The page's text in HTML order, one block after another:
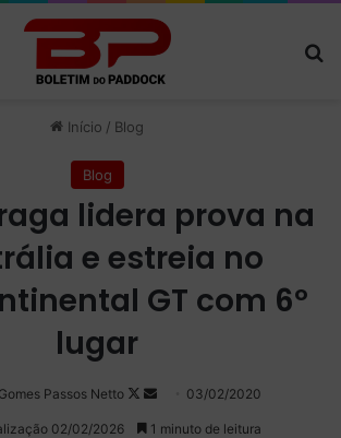
Início / Blog
Blog
lidera prova na
e estreia no
GT com 6º
lugar
Passos Netto
Follow
on
Mande
um
03/02/2020
02/02/2026 1 minuto de leitura